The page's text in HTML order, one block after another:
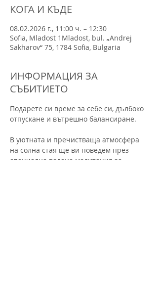
КОГА И КЪДЕ
08.02.2026 г., 11:00 ч. – 12:30
Sofia, Mladost 1Mladost, bul. „Andrej
Sakharov“ 75, 1784 Sofia, Bulgaria
ИНФОРМАЦИЯ ЗА
СЪБИТИЕТО
Подарете си време за себе си, дълбоко
отпускане и вътрешно балансиране.
В уютната и пречистваща атмосфера
на солна стая ще ви поведем през
специална водена медитация за